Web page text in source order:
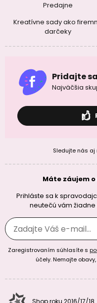
Predajne
Kreatívne sady ako
darčeky
Pridajte
Najväčšia
Sledujte nás aj
Máte záujem
Prihláste sa k
neutečú vám
Zaregistrovaním súhlasíte s
účely. Nemajte
Shop roku 2016/17/18